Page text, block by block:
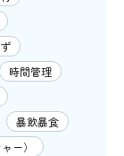
時間管理
暴飲暴食
ー）